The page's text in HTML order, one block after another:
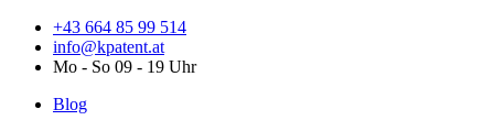
Zum
Inhalt
springen
+43 664 85 99 514
info@kpatent.at
Mo - So 09 - 19 Uhr
Blog